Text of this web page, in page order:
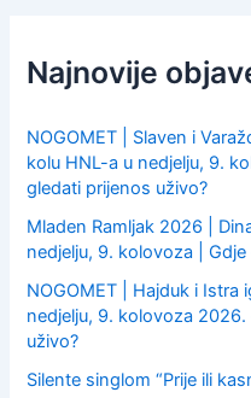
f
o
:
Najnovije
NOGOMET | Slaven i
kolu HNL-a u nedjelju, 9.
gledati prijenos uživo?
Mladen Ramljak 2026 |
nedjelju, 9. kolovoza |
NOGOMET | Hajduk i Istra
nedjelju, 9. kolovoza
uživo?
Silente singlom “Prije ili